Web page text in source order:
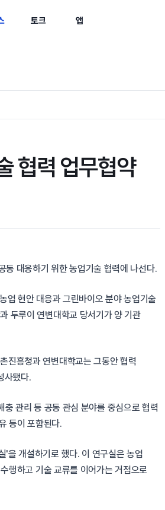
토크 앱
협력 업무협약
동 대응하기 위한 농업기술 협력에 나선다.
업 현안 대응과 그린바이오 분야 농업기술
두루이 연변대학교 당서기가 양 기관
진흥청과 연변대학교는 그동안 협력
사됐다.
관리 등 공동 관심 분야를 중심으로 협력
등이 포함된다.
'을 개설하기로 했다. 이 연구실은 농업
행하고 기술 교류를 이어가는 거점으로